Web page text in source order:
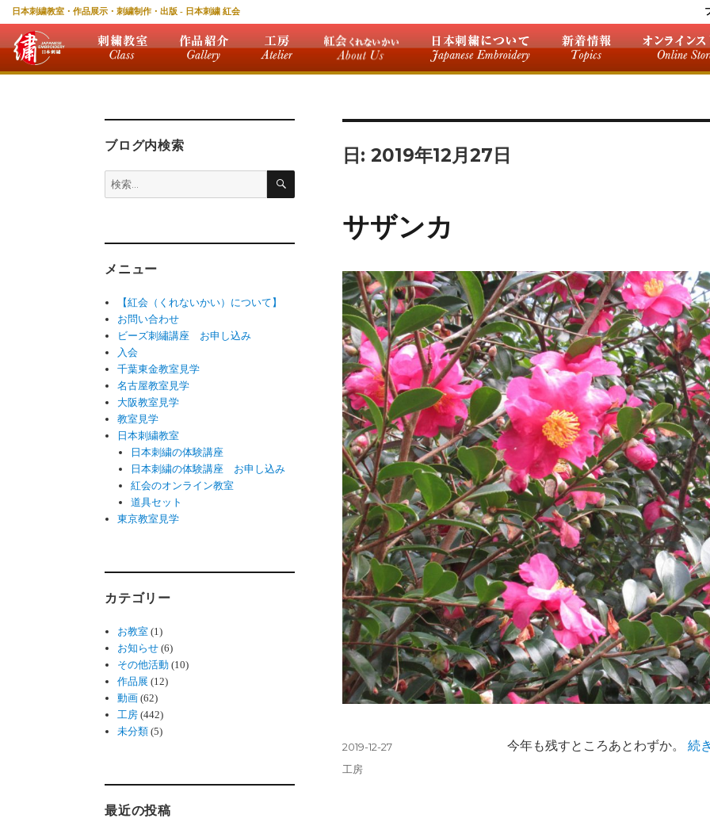
日本刺繍教室・作品展示・刺繍制作・出版 - 日本刺繍 紅会
日: 2019年12月27日
サザンカ
今年も残すところあとわずか。 “サ
続
投
稿
2019-12-27
カ
工房
ブログ内検索
検
索:
検
メニュー
【紅会（くれないかい）について】
お問い合わせ
ビーズ刺繡講座 お申し込み
入会
千葉東金教室見学
名古屋教室見学
大阪教室見学
教室見学
日本刺繍教室
日本刺繍の体験講座
日本刺繍の体験講座 お申し込み
紅会のオンライン教室
道具セット
東京教室見学
カテゴリー
お教室 (1)
お知らせ (6)
その他活動 (10)
作品展 (12)
動画 (62)
工房 (442)
未分類 (5)
最近の投稿